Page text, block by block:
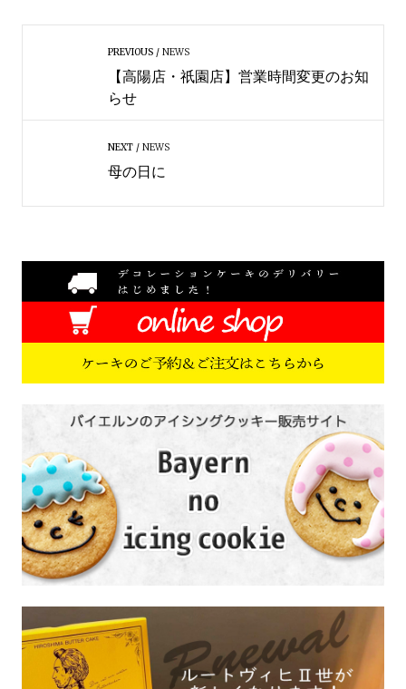
PREVIOUS NEWS
【高陽店・祇園店】営業時間変更のお知
らせ
NEXT NEWS
母の日に